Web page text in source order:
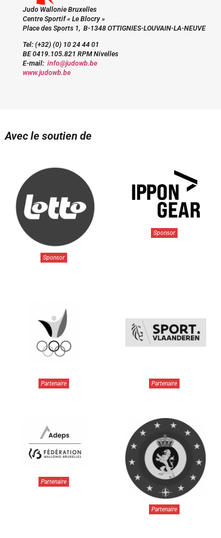
Judo Wallonie Bruxelles
Centre Sportif « Le Blocry »
Place des Sports 1, B-1348 OTTIGNIES-LOUVAIN-LA-NEUVE
Tel: (+32) (0) 10 24 44 01
BE 0419.105.821 RPM Nivelles
E-mail: info@judowb.be
www.judowb.be
Avec le soutien de
Sponsor
Sponsor
Partenaire Partenaire
Partenaire
Partenaire